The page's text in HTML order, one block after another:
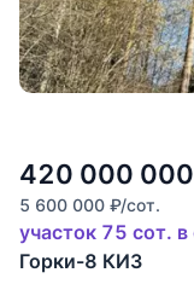
420 000 000
5 600 000 ₽/сот.
участок 75 сот.
Горки-8 КИЗ